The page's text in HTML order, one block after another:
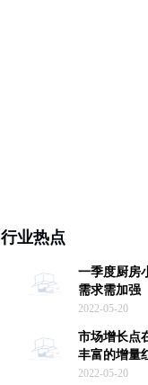
行业热点
一季度厨房
需求需加强
2022-05-20
市场增长点
丰富的增量
2022-05-20